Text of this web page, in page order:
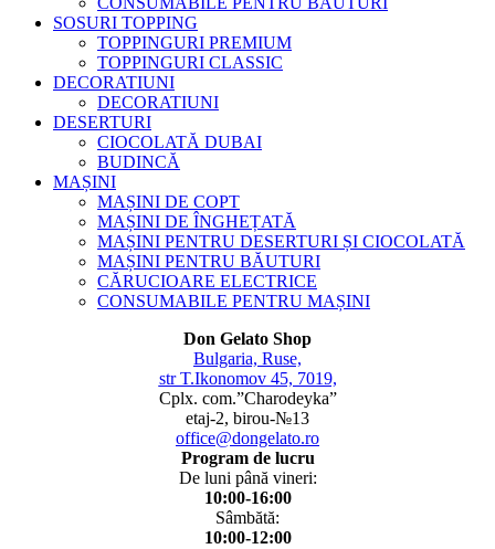
SOSURI TOPPING
TOPPINGURI PREMIUM
TOPPINGURI CLASSIC
DECORATIUNI
DECORATIUNI
DESERTURI
CIOCOLATĂ DUBAI
BUDINCĂ
MAȘINI
MAȘINI DE COPT
MAȘINI DE ÎNGHEȚATĂ
MAȘINI PENTRU DESERTURI ȘI CIOCOLATĂ
MAȘINI PENTRU BĂUTURI
CĂRUCIOARE ELECTRICE
CONSUMABILE PENTRU MAȘINI
Don Gelato Shop
Bulgaria, Ruse,
str T.Ikonomov 45, 7019,
Cplx. com.”Charodeyka”
etaj-2, birou-№13
office@dongelato.ro
Program de lucru
De luni până vineri:
10:00-16:00
Sâmbătă:
10:00-12:00